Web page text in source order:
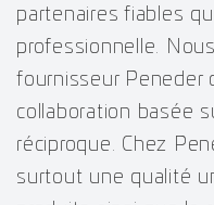
partenaires fiables
professionnelle.
fournisseur Peneder
collaboration basée
réciproque. Chez
surtout une qualité